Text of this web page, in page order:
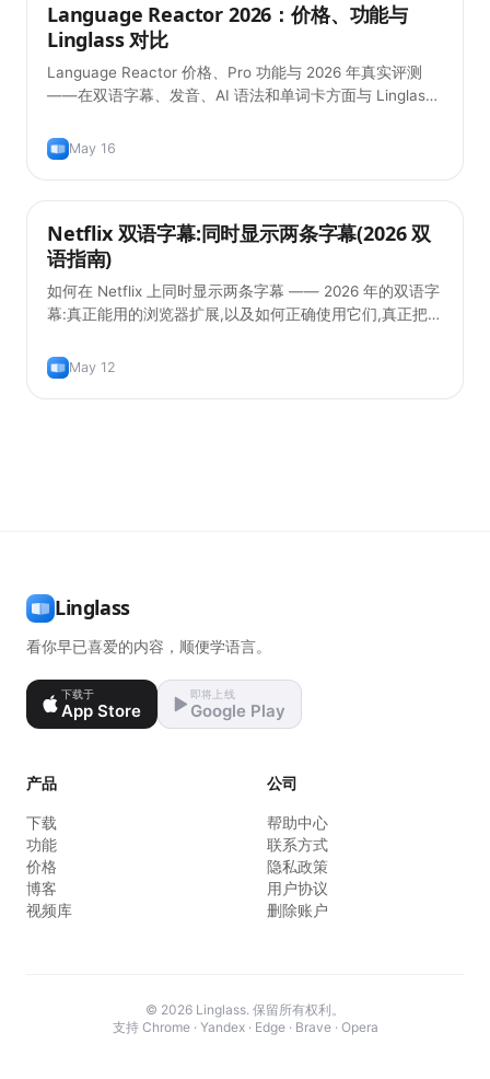
实用技巧
Language Reactor 2026：价格、功能与
Linglass 对比
Language Reactor 价格、Pro 功能与 2026 年真实评测
——在双语字幕、发音、AI 语法和单词卡方面与 Linglass
May 16
实用技巧
Netflix 双语字幕:同时显示两条字幕(2026 双
语指南)
如何在 Netflix 上同时显示两条字幕 —— 2026 年的双语字
幕:真正能用的浏览器扩展,以及如何正确使用它们,真正把语
May 12
Linglass
看你早已喜爱的内容，顺便学语言。
下载于
App Store
即将上线
Google Play
产品
下载
功能
价格
博客
视频库
公司
帮助中心
联系方式
隐私政策
用户协议
删除账户
© 2026 Linglass. 保留所有权利。
支持 Chrome · Yandex · Edge · Brave · Opera